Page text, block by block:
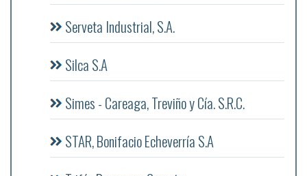
Serveta Industrial, S.A.
Silca S.A
Simes - Careaga, Treviño y Cía. S.R.C.
STAR, Bonifacio Echeverría S.A